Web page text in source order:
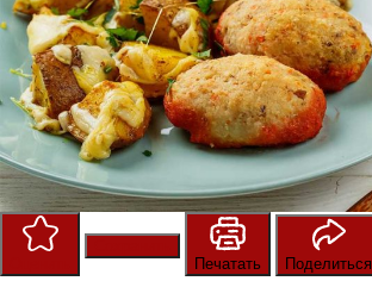
Печатать
Поделиться